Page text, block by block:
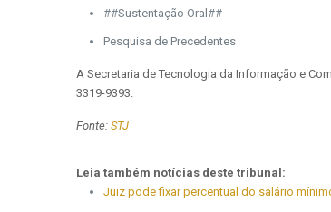
##Sustentação Oral##
Pesquisa de Precedentes
A Secretaria de Tecnologia da Informação e
3319-9393.
Fonte: STJ
Leia também notícias deste tribunal:
Juiz pode fixar percentual do salário